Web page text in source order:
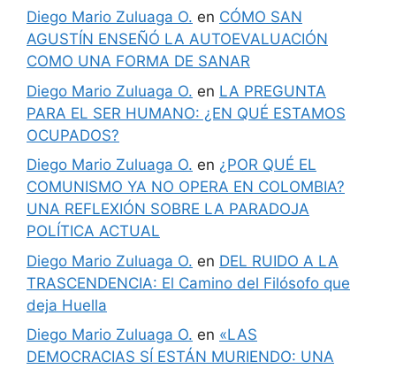
Diego Mario Zuluaga O. en CÓMO SAN
AGUSTÍN ENSEÑÓ LA AUTOEVALUACIÓN
COMO UNA FORMA DE SANAR
Diego Mario Zuluaga O. en LA PREGUNTA
PARA EL SER HUMANO: ¿EN QUÉ ESTAMOS
OCUPADOS?
Diego Mario Zuluaga O. en ¿POR QUÉ EL
COMUNISMO YA NO OPERA EN COLOMBIA?
UNA REFLEXIÓN SOBRE LA PARADOJA
POLÍTICA ACTUAL
Diego Mario Zuluaga O. en DEL RUIDO A LA
TRASCENDENCIA: El Camino del Filósofo que
deja Huella
Diego Mario Zuluaga O. en «LAS
DEMOCRACIAS SÍ ESTÁN MURIENDO: UNA